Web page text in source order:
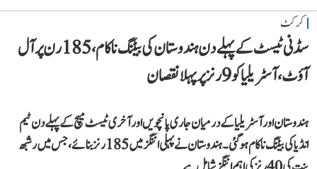
کرکٹ
سڈنی ٹیسٹ کے پہلے دن ہندوستان کی بیٹنگ ناکام، 185 رن پر آل
آؤٹ، آسٹریلیا کو 9 رنز پر پہلا نقصان
ہندوستان اور آسٹریلیا کے درمیان جاری پانچویں اور آخری ٹیسٹ میچ کے پہلے دن ٹیم
انڈیا کی بیٹنگ ناکام ہو گئی۔ ہندوستان نے پہلی اننگز میں 185 رنز بنائے، جس میں رشبھ